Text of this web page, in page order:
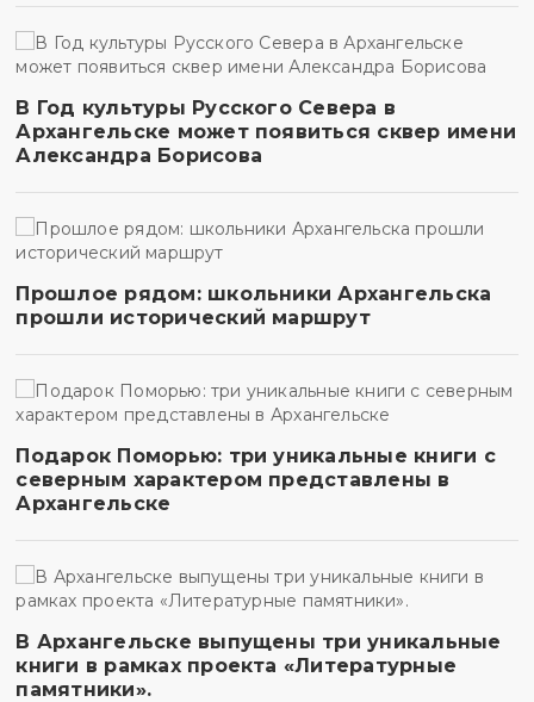
В Год культуры Русского Севера в
Архангельске может появиться сквер имени
Александра Борисова
Прошлое рядом: школьники Архангельска
прошли исторический маршрут
Подарок Поморью: три уникальные книги с
северным характером представлены в
Архангельске
В Архангельске выпущены три уникальные
книги в рамках проекта «Литературные
памятники».